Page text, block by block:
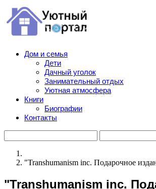
Дом и семья
Дети
Дачный уголок
Занимательный отдых
Уютная атмосфера
Книги
Биографии
Контакты
"Transhumanism inc. Подарочное
"Transhumanism inc.